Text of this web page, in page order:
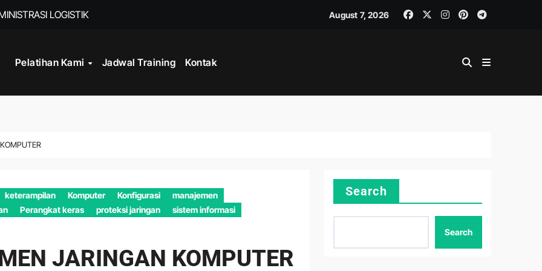
LOGISTIK
DOKUMEN PERUSAHAAN
August 7, 2026
Pelatihan Kami Jadwal Training Kontak
keterampilan Komputer Konfigurasi
manajemen
Perangkat keras proteksi jaringan
sistem informasi
JARINGAN KOMPUTER
Search
Search